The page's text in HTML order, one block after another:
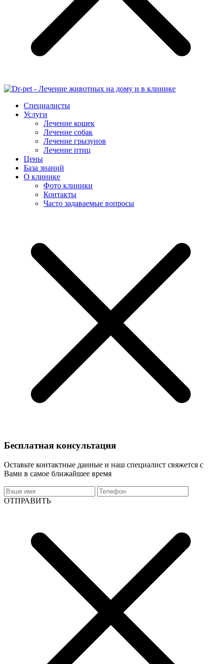
Специалисты
Услуги
Лечение кошек
Лечение собак
Лечение грызунов
Лечение птиц
Цены
База знаний
О клинике
Фото клиники
Контакты
Часто задаваемые вопросы
Бесплатная консультация
Оставьте контактные данные и наш специалист свяжется с
Вами в самое ближайшее время
ОТПРАВИТЬ